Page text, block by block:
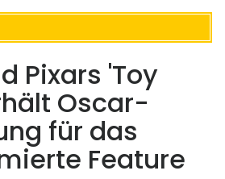
Pixars 'Toy
Oscar-
für das
Feature